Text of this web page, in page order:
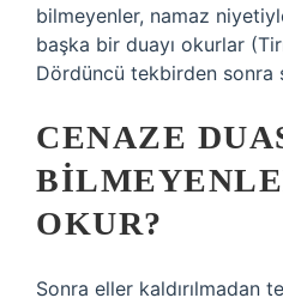
bilmeyenler, namaz
başka bir duayı okurlar
Dördüncü tekbirden sonra
CENAZE
OKUR?
Sonra eller kaldırılmadan